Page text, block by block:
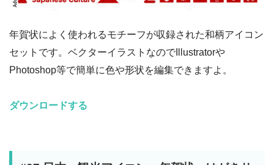
年賀状によく使われるモチーフが収録された和柄アイコン
セットです。ベクターイラストなのでIllustratorや
Photoshop等で簡単に色や形状を編集できますよ。
ダウンロードする